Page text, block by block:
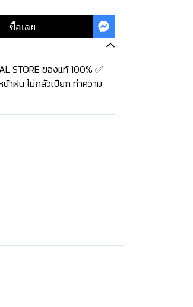
ซื้อเลย
STORE ของแท้ 100% ✅
าฝน ไม่กลัวเปียก ทำความ